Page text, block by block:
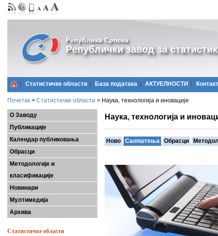
Република Српска
Републички завод за
Статистичке области Базa података АКТУЕЛНОСТИ Контакт
Почетак > Статистичке области > Наука, технологија и иновације
О Заводу
Публикације
Календар публиковања
Обрасци
Методологије и
класификације
Новинари
Мултимедија
Архива
Статистичке области
Наука, технологија и
Ново Саопштења Обрасци